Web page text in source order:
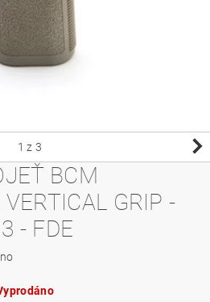
1 z 3
BCM
GRIP -
- FDE